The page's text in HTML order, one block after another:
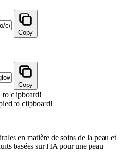
Copy
Copy
to clipboard!
to clipboard!
en matière de soins de la peau et
basées sur l'IA pour une peau